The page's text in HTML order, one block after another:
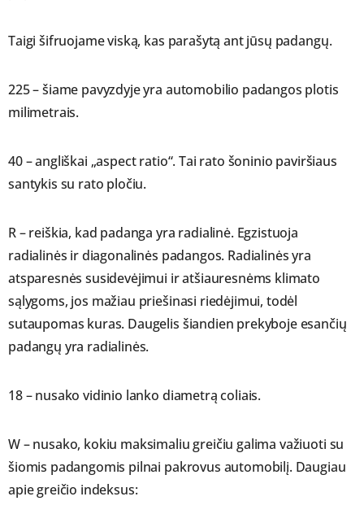
Taigi šifruojame viską, kas parašytą ant jūsų padangų.
225 – šiame pavyzdyje yra automobilio padangos plotis
milimetrais.
40 – angliškai „aspect ratio“. Tai rato šoninio paviršiaus
santykis su rato pločiu.
R – reiškia, kad padanga yra radialinė. Egzistuoja
radialinės ir diagonalinės padangos. Radialinės yra
atsparesnės susidevėjimui ir atšiauresnėms klimato
sąlygoms, jos mažiau priešinasi riedėjimui, todėl
sutaupomas kuras. Daugelis šiandien prekyboje esančių
padangų yra radialinės.
18 – nusako vidinio lanko diametrą coliais.
W – nusako, kokiu maksimaliu greičiu galima važiuoti su
šiomis padangomis pilnai pakrovus automobilį. Daugiau
apie greičio indeksus: